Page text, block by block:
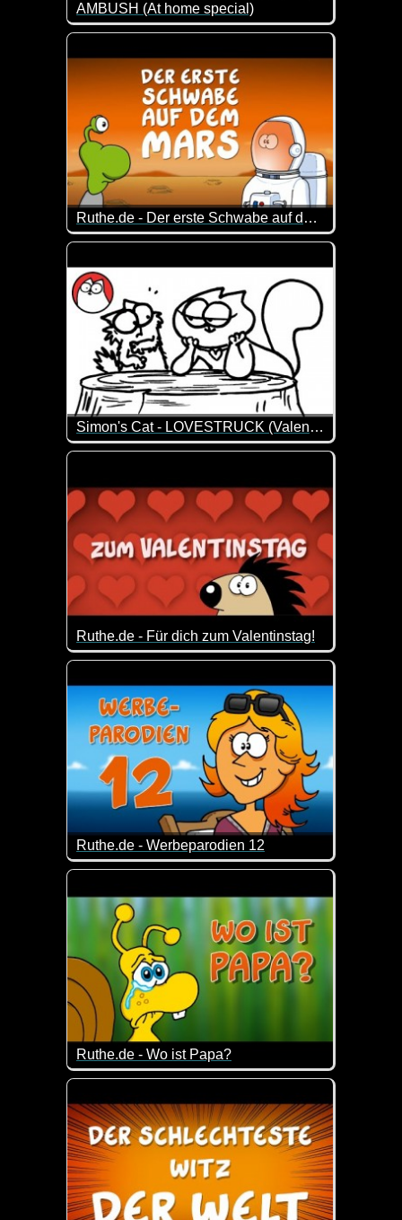
AMBUSH (At home special)
Armer Simon. Seine Katze ist es leid, dass er
Ruthe.de - Der erste Schwabe auf dem Mars
Die Schwaben auf dem Mars - das musste ja
Simon's Cat - LOVESTRUCK (Valentine's Special)
Da hat er sich so viel Mühe für den Valentinstag
Ruthe.de - Für dich zum Valentinstag!
Zum Valentinstag eine dicke Umarmung!
Ruthe.de - Werbeparodien 12
Ein neuer Teil der genialen Werbeparodien. Hier
Ruthe.de - Wo ist Papa?
Kurz und knackig - so mögen wir das ;-)